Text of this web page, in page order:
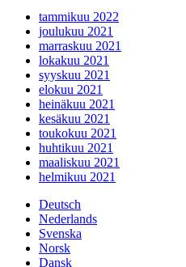
tammikuu 2022
joulukuu 2021
marraskuu 2021
lokakuu 2021
syyskuu 2021
elokuu 2021
heinäkuu 2021
kesäkuu 2021
toukokuu 2021
huhtikuu 2021
maaliskuu 2021
helmikuu 2021
Deutsch
Nederlands
Svenska
Norsk
Dansk